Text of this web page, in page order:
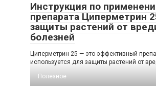
Инструкция по
препарата Циперметрин
защиты растений от
болезней
Циперметрин 25 — это эффективный
используется для защиты растений от
Полезное